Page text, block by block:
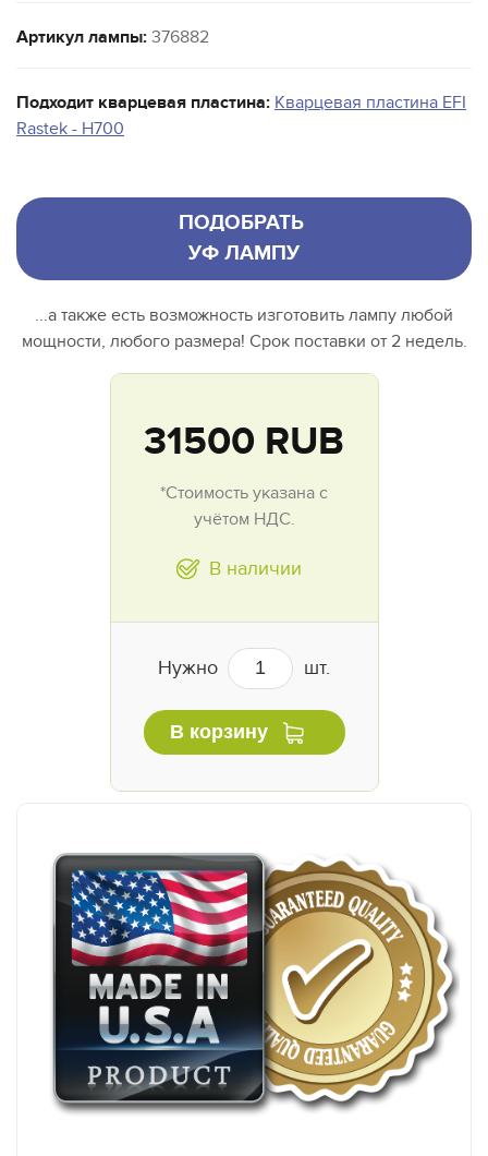
Артикул лампы: 376882
Подходит кварцевая пластина: Кварцевая пластина EFI
Rastek - H700
ПОДОБРАТЬ
УФ ЛАМПУ
...а также есть возможность изготовить лампу любой
мощности, любого размера! Срок поставки от 2 недель.
31500 RUB
*Стоимость указана с
учётом НДС.
В наличии
Нужно шт.
В корзину